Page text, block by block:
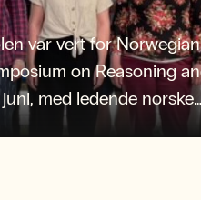
var vert for Norwegian
on Reasoning
juni, med ledende norske
faglige diskusjoner.